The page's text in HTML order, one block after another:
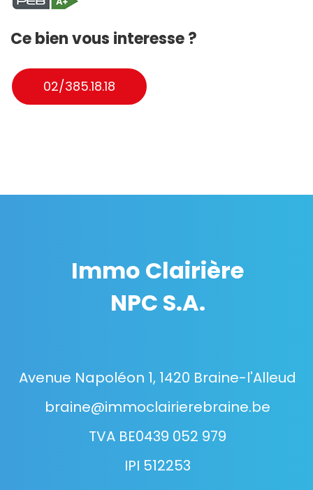
Ce bien vous interesse ?
02/385.18.18
Immo Clairière
NPC S.A.
Avenue Napoléon 1, 1420 Braine-l'Alleud
braine@immoclairierebraine.be
TVA BE0439 052 979
IPI 512253